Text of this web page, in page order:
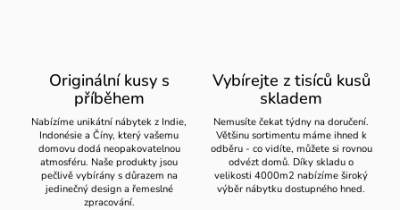
Originální kusy s
příběhem
Nabízíme unikátní nábytek z Indie,
Indonésie a Číny, který vašemu
domovu dodá neopakovatelnou
atmosféru. Naše produkty jsou
pečlivě vybírány s důrazem na
jedinečný design a řemeslné
zpracování.
Vybírejte z tisíců kusů
skladem
Nemusíte čekat týdny na doručení.
Většinu sortimentu máme ihned k
odběru - co vidíte, můžete si rovnou
odvézt domů. Díky skladu o
velikosti 4000m2 nabízíme široký
výběr nábytku dostupného hned.